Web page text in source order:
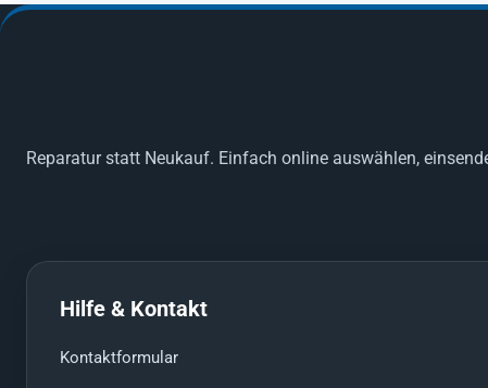
Reparatur statt Neukauf. Einfach online auswählen,
Hilfe & Kontakt
Kontaktformular